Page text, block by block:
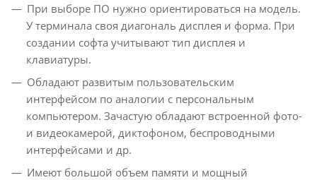
При выборе ПО нужно ориентироваться на модель.
У терминала своя диагональ дисплея и форма. При
создании софта учитывают тип дисплея и
клавиатуры.
Обладают развитым пользовательским
интерфейсом по аналогии с персональным
компьютером. Зачастую обладают встроенной фото-
и видеокамерой, диктофоном, беспроводными
интерфейсами и др.
Имеют большой объем памяти и мощный